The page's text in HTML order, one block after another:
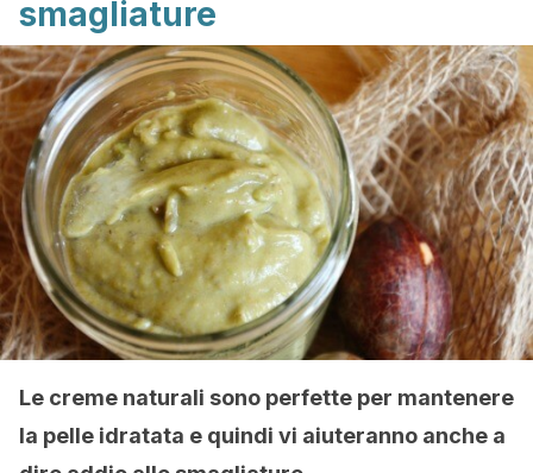
smagliature
Le creme naturali sono perfette per mantenere
la pelle idratata e quindi vi aiuteranno anche a